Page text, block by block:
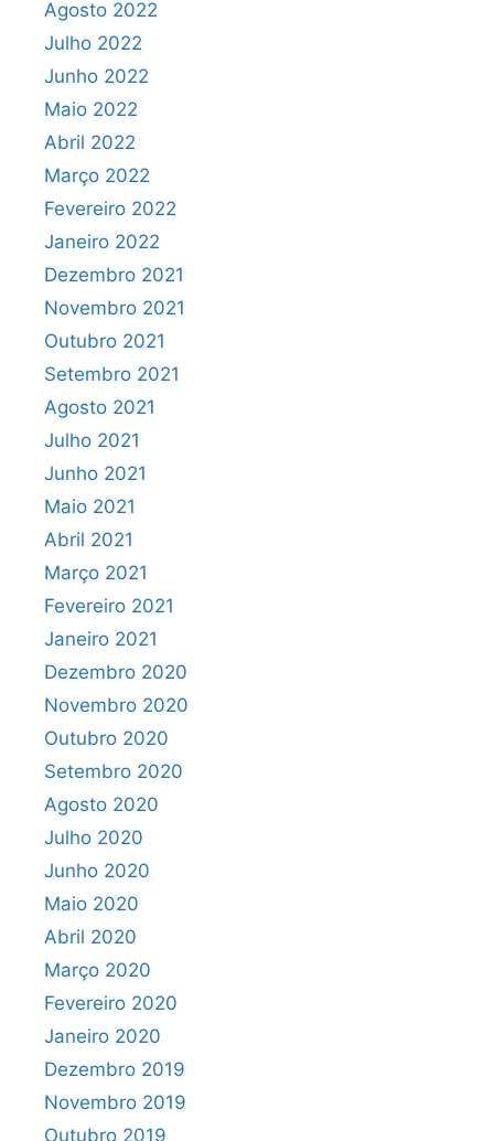
Agosto 2022
Julho 2022
Junho 2022
Maio 2022
Abril 2022
Março 2022
Fevereiro 2022
Janeiro 2022
Dezembro 2021
Novembro 2021
Outubro 2021
Setembro 2021
Agosto 2021
Julho 2021
Junho 2021
Maio 2021
Abril 2021
Março 2021
Fevereiro 2021
Janeiro 2021
Dezembro 2020
Novembro 2020
Outubro 2020
Setembro 2020
Agosto 2020
Julho 2020
Junho 2020
Maio 2020
Abril 2020
Março 2020
Fevereiro 2020
Janeiro 2020
Dezembro 2019
Novembro 2019
Outubro 2019